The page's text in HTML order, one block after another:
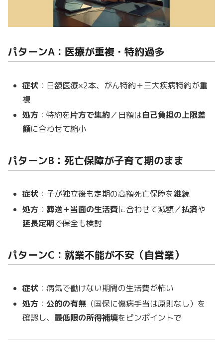
パターンA：医療が重複・特約過多
症状 ：日額医療×2本、がん特約＋三大疾病特約が重
複
処方 ：特約を片方で集約／日額は自己負担の上限差
額に合わせて縮小
パターンB：死亡保障が子育て期のまま
症状 ：子が独立後も定期の高額死亡保障を継続
処方 ： 葬送＋当面の生活費に合わせて減額／払済や
延長定期で保全も検討
パターンC：就業不能が不安（自営業）
症状 ：病気で働けない期間の生活費が怖い
処方 ：公的の有無 （国保に傷病手当は原則なし）を
確認し、 最低限の所得補填をピンポイントで